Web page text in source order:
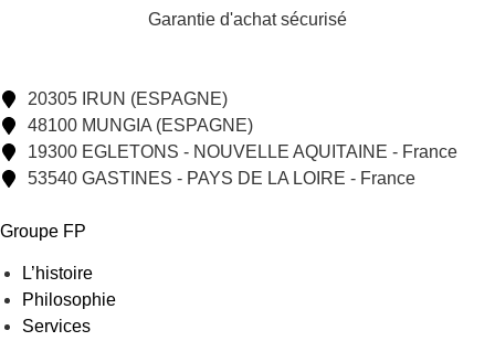
Garantie d'achat sécurisé
20305 IRUN (ESPAGNE)
48100 MUNGIA (ESPAGNE)
19300 EGLETONS - NOUVELLE AQUITAINE - France
53540 GASTINES - PAYS DE LA LOIRE - France
Groupe FP
L’histoire
Philosophie
Services